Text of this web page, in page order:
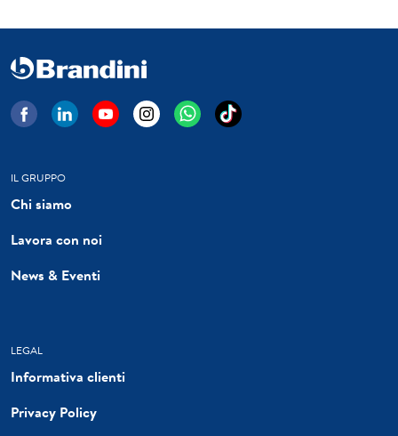
IL GRUPPO
Chi siamo
Lavora con noi
News & Eventi
LEGAL
Informativa clienti
Privacy Policy